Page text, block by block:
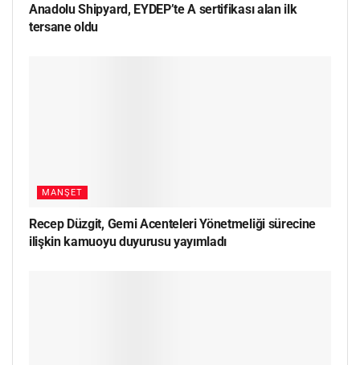
Anadolu Shipyard, EYDEP’te A sertifikası alan ilk
tersane oldu
MANŞET
Recep Düzgit, Gemi Acenteleri Yönetmeliği sürecine
ilişkin kamuoyu duyurusu yayımladı